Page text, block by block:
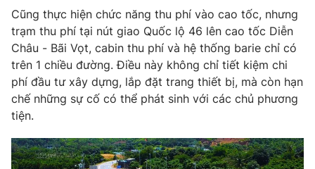
Giải sao mai
Chất lượng cuộc sống
Tuyển sinh
Học trực tuyến
Công nghệ
Hitech Công nghệ tương lai
Sản phẩm
Thị trường
Tư vấn
Giao lưu trực tuyến
Lịch phát sóng
Chuyên mục khác
Cũng thực hiện chức năng thu phí vào cao tốc, nhưng
trạm thu phí tại nút giao Quốc lộ 46 lên cao tốc Diễn
Châu - Bãi Vọt, cabin thu phí và hệ thống barie chỉ có
trên 1 chiều đường. Điều này không chỉ tiết kiệm chi
phí đầu tư xây dựng, lắp đặt trang thiết bị, mà còn hạn
chế những sự cố có thể phát sinh với các chủ phương
tiện.